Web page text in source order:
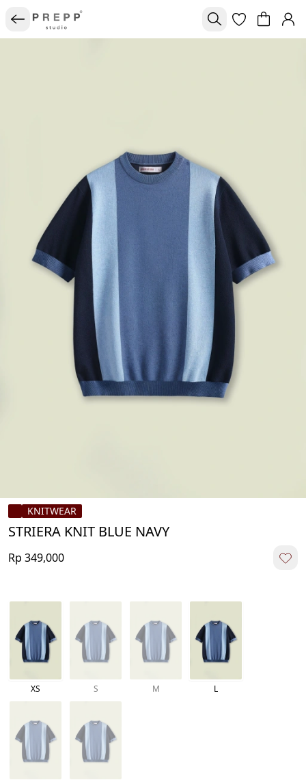
KNITWEAR
STRIERA KNIT BLUE NAVY
Rp 349,000
XS S M L